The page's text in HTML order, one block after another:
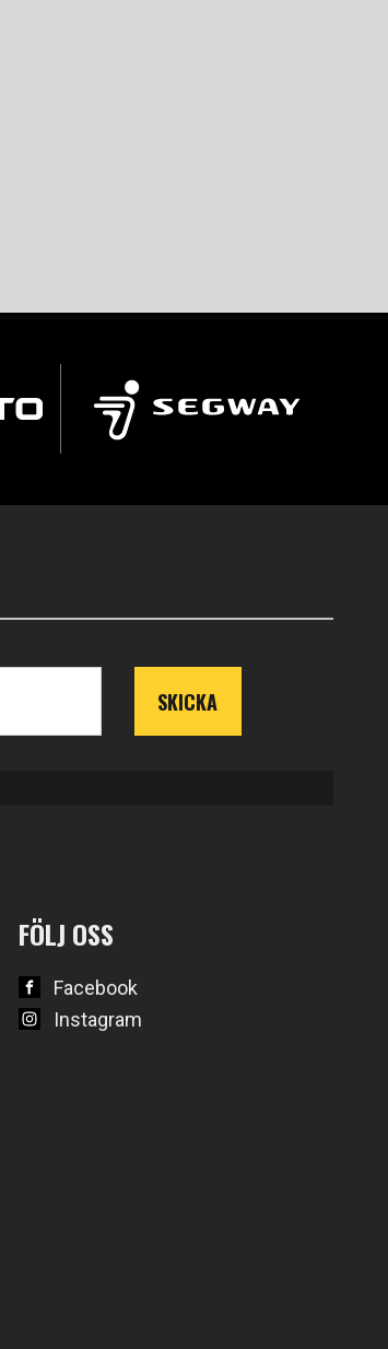
FÖLJ OSS
Facebook
Instagram